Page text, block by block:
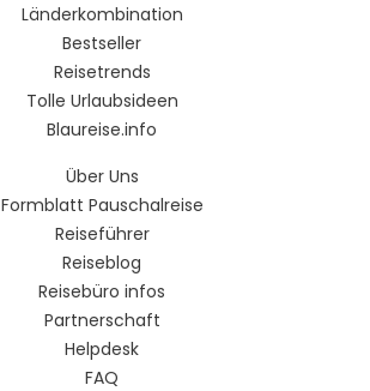
Länderkombination
Bestseller
Reisetrends
Tolle Urlaubsideen
Blaureise.info
Über Uns
Formblatt Pauschalreise
Reiseführer
Reiseblog
Reisebüro infos
Partnerschaft
Helpdesk
FAQ